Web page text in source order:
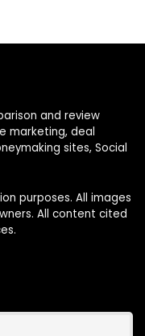
and review
marketing, deal
sites, Social
purposes. All images
All content cited